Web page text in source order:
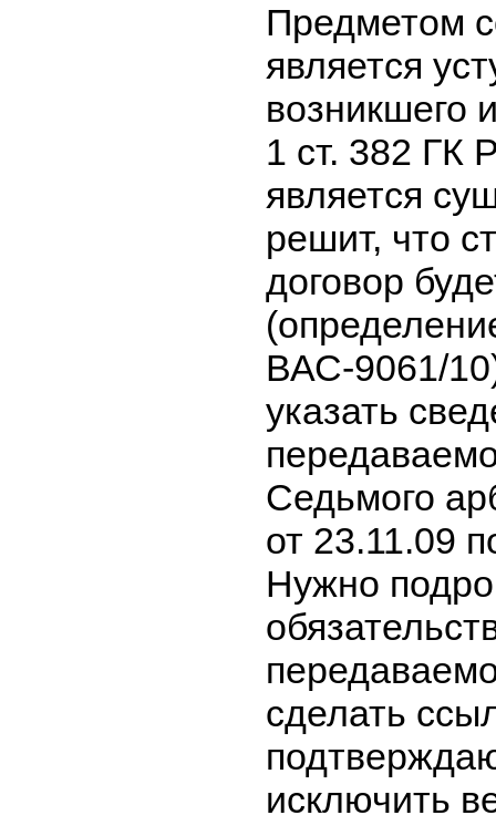
Предметом
является
возникшего
1 ст. 382 ГК
является
решит, что
договор
ВАС-9061/
указать
Седьмого
от 23.11.09
Нужно
сделать
исключить